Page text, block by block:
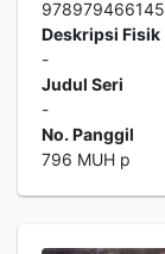
978979466145
Deskripsi Fisik
-
Judul Seri
-
No. Panggil
796 MUH p